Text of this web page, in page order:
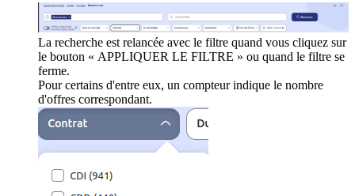
La recherche est relancée avec le filtre quand vous cliquez sur
le bouton « APPLIQUER LE FILTRE » ou quand le filtre se
ferme.
Pour certains d'entre eux, un compteur indique le nombre
d'offres correspondant.